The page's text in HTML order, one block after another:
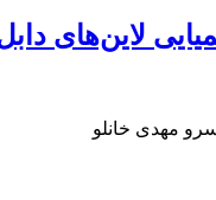
لاین‌های
مهدی خانلو